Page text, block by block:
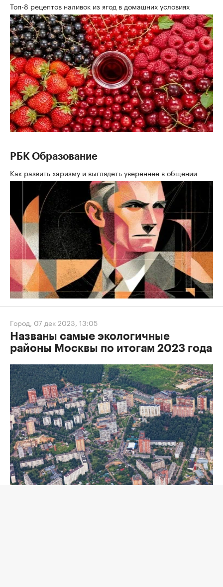
Топ-8 рецептов наливок из ягод в домашних условиях
РБК Образование
Как развить харизму и выглядеть увереннее в общении
Город, 07 дек 2023, 13:05
Названы самые экологичные
районы Москвы по итогам 2023 года